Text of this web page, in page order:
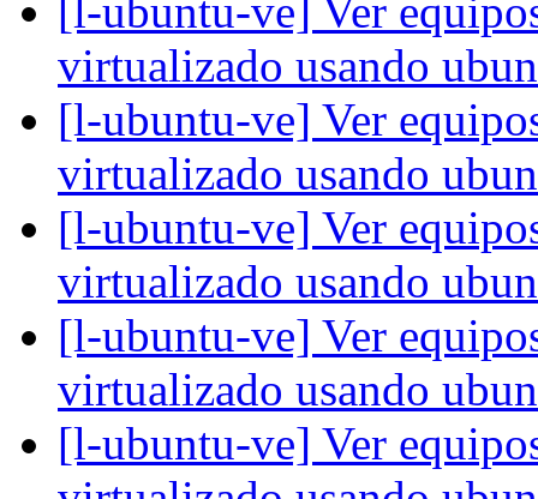
[l-ubuntu-ve] Ver
virtualizado usando
[l-ubuntu-ve] Ver
virtualizado usando
[l-ubuntu-ve] Ver
virtualizado usando
[l-ubuntu-ve] Ver
virtualizado usando
[l-ubuntu-ve] Ver